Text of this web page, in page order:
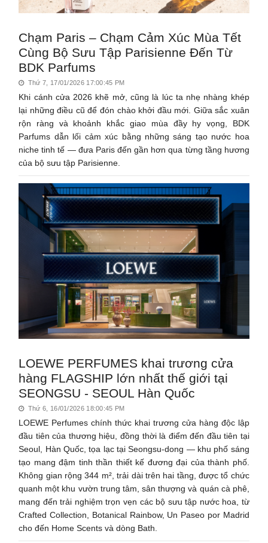
Chạm Paris – Chạm Cảm Xúc Mùa Tết
Cùng Bộ Sưu Tập Parisienne Đến Từ
BDK Parfums
Thứ 7, 17/01/2026 17:00:45 PM
Khi cánh cửa 2026 khẽ mở, cũng là lúc ta nhẹ nhàng khép
lại những điều cũ để đón chào khởi đầu mới. Giữa sắc xuân
rộn ràng và khoảnh khắc giao mùa đầy hy vọng, BDK
Parfums dẫn lối cảm xúc bằng những sáng tạo nước hoa
niche tinh tế — đưa Paris đến gần hơn qua từng tầng hương
của bộ sưu tập Parisienne.
LOEWE PERFUMES khai trương cửa
hàng FLAGSHIP lớn nhất thế giới tại
SEONGSU - SEOUL Hàn Quốc
Thứ 6, 16/01/2026 18:00:45 PM
LOEWE Perfumes chính thức khai trương cửa hàng độc lập
đầu tiên của thương hiệu, đồng thời là điểm đến đầu tiên tại
Seoul, Hàn Quốc, tọa lạc tại Seongsu-dong — khu phố sáng
tạo mang đậm tinh thần thiết kế đương đại của thành phố.
Không gian rộng 344 m², trải dài trên hai tầng, được tổ chức
quanh một khu vườn trung tâm, sân thượng và quán cà phê,
mang đến trải nghiệm trọn vẹn các bộ sưu tập nước hoa, từ
Crafted Collection, Botanical Rainbow, Un Paseo por Madrid
cho đến Home Scents và dòng Bath.